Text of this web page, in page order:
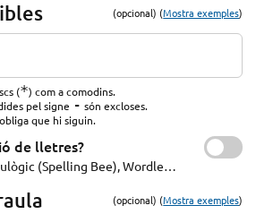
(opcional) (Mostra exemples)
(*) com a comodins.
pel signe - són excloses.
que hi siguin.
de lletres?
(Spelling Bee), Wordle…
(opcional) (Mostra exemples)